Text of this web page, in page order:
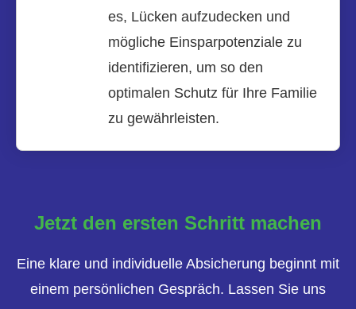
es, Lücken aufzudecken und
mögliche Einsparpotenziale zu
identifizieren, um so den
optimalen Schutz für Ihre Familie
zu gewährleisten.
Jetzt den ersten Schritt machen
Eine klare und individuelle Absicherung beginnt mit
einem persönlichen Gespräch. Lassen Sie uns